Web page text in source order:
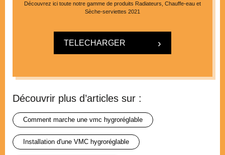
Découvrez ici toute notre gamme de produits Radiateurs, Chauffe-eau et
Sèche-serviettes 2021
TELECHARGER
Découvrir plus d’articles sur :
comment marche une vmc hygroréglable
installation d'une VMC hygroréglable